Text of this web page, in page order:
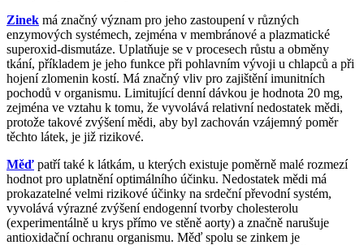
Zinek má značný význam pro jeho zastoupení v různých
enzymových systémech, zejména v membránové a plazmatické
superoxid-dismutáze. Uplatňuje se v procesech růstu a obměny
tkání, příkladem je jeho funkce při pohlavním vývoji u chlapců a při
hojení zlomenin kostí. Má značný vliv pro zajištění imunitních
pochodů v organismu. Limitující denní dávkou je hodnota 20 mg,
zejména ve vztahu k tomu, že vyvolává relativní nedostatek mědi,
protože takové zvýšení mědi, aby byl zachován vzájemný poměr
těchto látek, je již rizikové.
Měď patří také k látkám, u kterých existuje poměrně malé rozmezí
hodnot pro uplatnění optimálního účinku. Nedostatek mědi má
prokazatelné velmi rizikové účinky na srdeční převodní systém,
vyvolává výrazné zvýšení endogenní tvorby cholesterolu
(experimentálně u krys přímo ve stěně aorty) a značně narušuje
antioxidační ochranu organismu. Měď spolu se zinkem je